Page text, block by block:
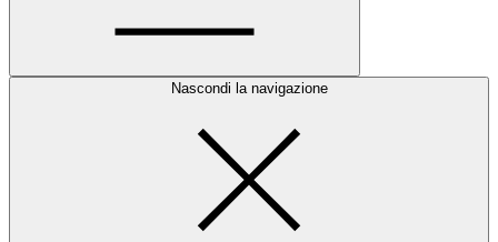
Nascondi la navigazione